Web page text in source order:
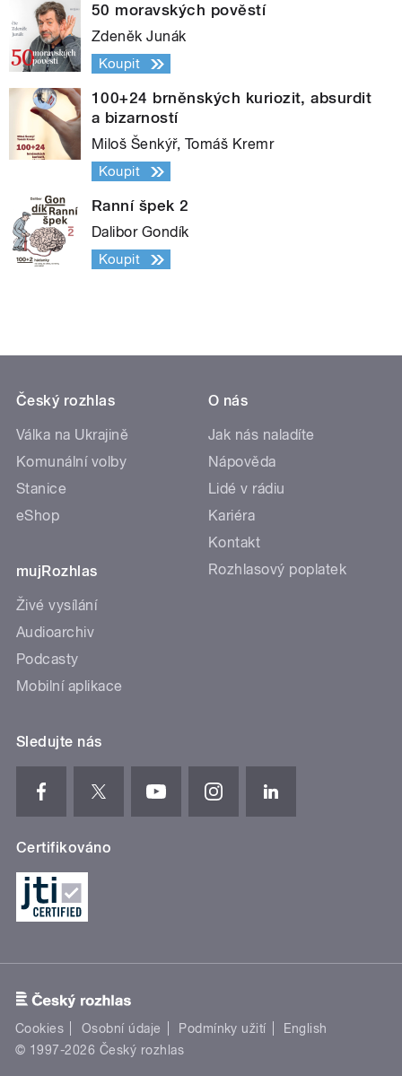
50 moravských pověstí
Zdeněk Junák
Koupit
100+24 brněnských kuriozit, absurdit
a bizarností
Miloš Šenkýř, Tomáš Kremr
Koupit
Ranní špek 2
Dalibor Gondík
Koupit
Český rozhlas
Válka na Ukrajině
Komunální volby
Stanice
eShop
mujRozhlas
Živé vysílání
Audioarchiv
Podcasty
Mobilní aplikace
O nás
Jak nás naladíte
Nápověda
Lidé v rádiu
Kariéra
Kontakt
Rozhlasový poplatek
Sledujte nás
Certifikováno
Cookies Osobní údaje Podmínky užití
English
© 1997-2026 Český rozhlas